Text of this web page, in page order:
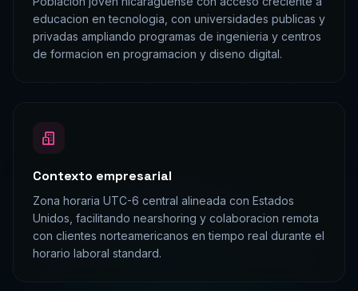
educacion en tecnologia, con universidades publicas y
privadas ampliando programas de ingenieria y centros
de formacion en programacion y diseno digital.
Contexto empresarial
Zona horaria UTC-6 central alineada con Estados
Unidos, facilitando nearshoring y colaboracion remota
con clientes norteamericanos en tiempo real durante el
horario laboral standard.